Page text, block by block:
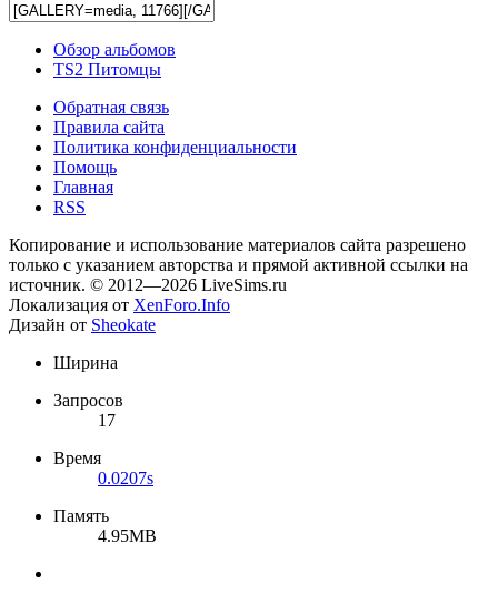
Обзор альбомов
TS2 Питомцы
Обратная связь
Правила сайта
Политика конфиденциальности
Помощь
Главная
RSS
Копирование и использование материалов сайта разрешено
только с указанием авторства и прямой активной ссылки на
источник. © 2012—2026 LiveSims.ru
Локализация от XenForo.Info
Дизайн от Sheokate
Ширина
Запросов
17
Время
0.0207s
Память
4.95MB